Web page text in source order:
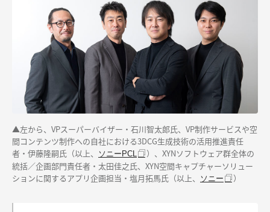
▲左から、VPスーパーバイザー・石川智太郎氏、VP制作サービスや空
間コンテンツ制作への自社における3DCG生成技術の活用推進責任
者・伊藤隆嗣氏（以上、
ソニーPCL
）、XYNソフトウェア群全体の
統括／企画部門責任者・太田佳之氏、XYN空間キャプチャーソリュー
ションに関するアプリ企画担当・塩月拓馬氏（以上、
ソニー ）